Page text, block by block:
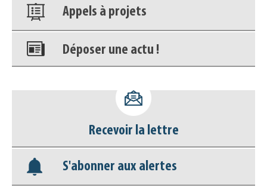
Appels à projets
Déposer une actu !
déconnecter)
Base documentaire
Nos veilles Scoop.it
Recevoir la lettre
S'abonner aux alertes